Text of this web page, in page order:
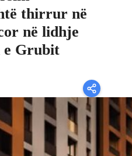
thirrur në
në lidhje
e Grubit